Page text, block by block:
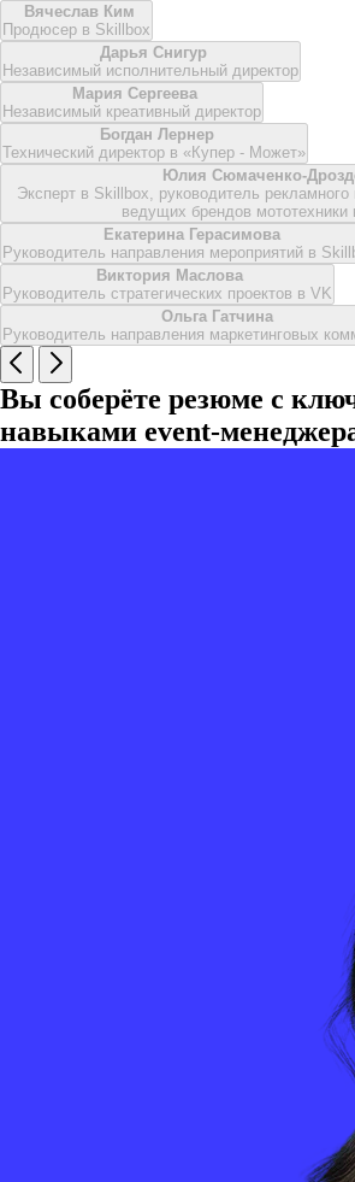
Вячеслав Ким
Продюсер в Skillbox
Дарья Снигур
Независимый исполнительный директор
Мария Сергеева
Независимый креативный директор
Богдан Лернер
Технический директор в «Купер - Может»
Юлия Сюмаченко-
Эксперт в Skillbox, руководитель рекламного
ведущих брендов мототехники
Екатерина Герасимова
Руководитель направления мероприятий в
Виктория Маслова
Руководитель стратегических проектов в VK
Ольга Гатчина
Руководитель направления маркетинговых
Вы соберёте резюме с
навыками event-